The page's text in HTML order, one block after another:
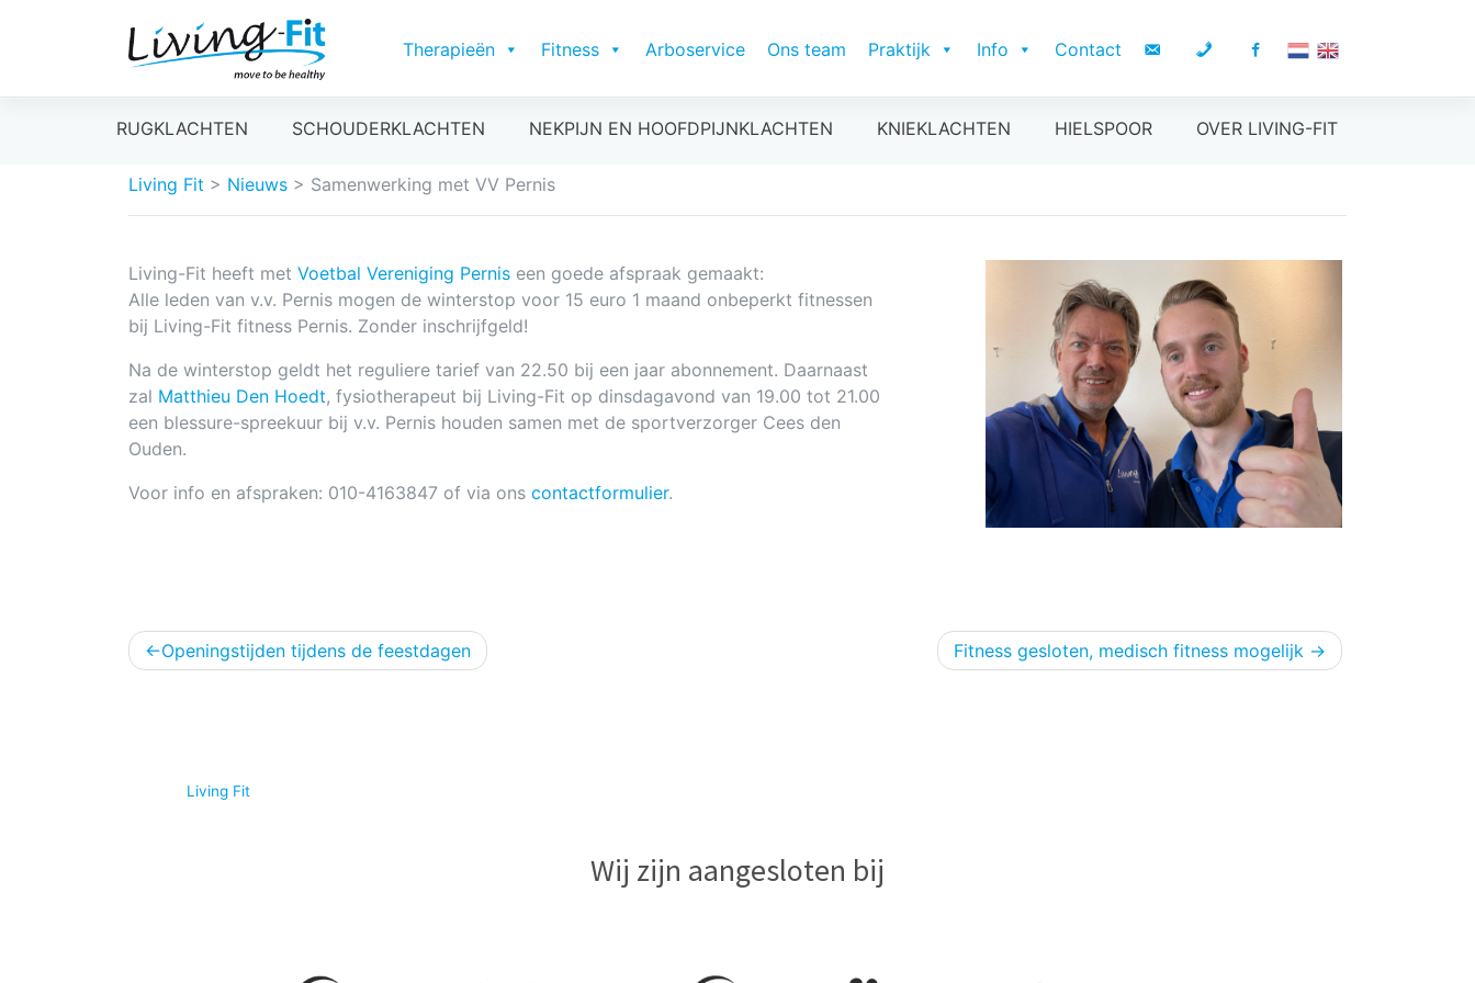
Therapieën Fitness Arboservice Ons team Praktijk Info Contact
RUGKLACHTEN SCHOUDERKLACHTEN NEKPIJN EN HOOFDPIJNKLACHTEN KNIEKLACHTEN HIELSPOOR OVER LIVING-FIT
Living Fit > Nieuws > Samenwerking met VV Pernis
Living-Fit heeft met Voetbal Vereniging Pernis een goede afspraak gemaakt:
Alle leden van v.v. Pernis mogen de winterstop voor 15 euro 1 maand onbeperkt fitnessen
bij Living-Fit fitness Pernis. Zonder inschrijfgeld!
Na de winterstop geldt het reguliere tarief van 22.50 bij een jaar abonnement. Daarnaast
zal Matthieu Den Hoedt, fysiotherapeut bij Living-Fit op dinsdagavond van 19.00 tot 21.00
een blessure-spreekuur bij v.v. Pernis houden samen met de sportverzorger Cees den
Ouden.
Voor info en afspraken: 010-4163847 of via ons contactformulier.
Bericht
Openingstijden tijdens de feestdagen Fitness gesloten, medisch fitness mogelijk
Living Fit
Wij zijn aangesloten bij